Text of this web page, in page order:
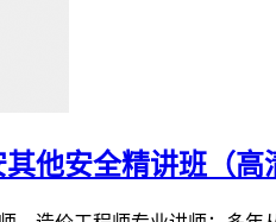
他安全精讲班（高